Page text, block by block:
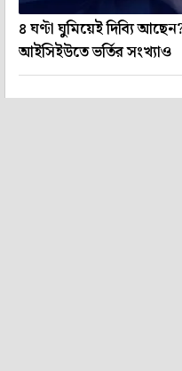
৪ ঘণ্টা ঘুমিয়েই দিব্যি
আইসিইউতে ভর্তির সংখ্যাও